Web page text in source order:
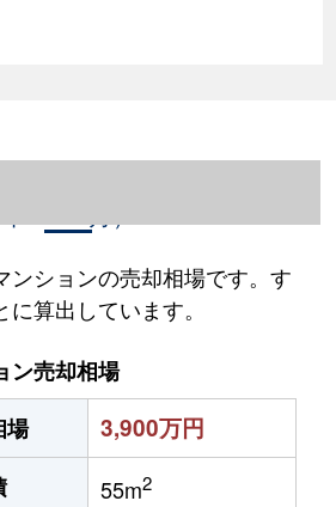
ンション売却情報（2023
ンションの売却相場です。す
算出しています。
ン売却相場
場
3,900万円
55m2